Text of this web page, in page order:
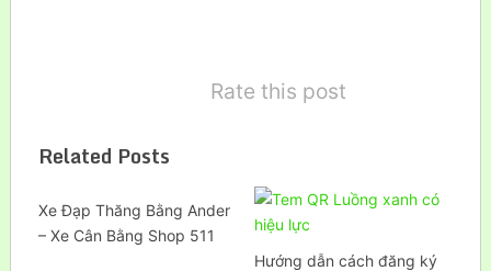
Rate this post
Related Posts
Xe Đạp Thăng Bằng Ander
– Xe Cân Bằng Shop 511
Hướng dẫn cách đăng ký